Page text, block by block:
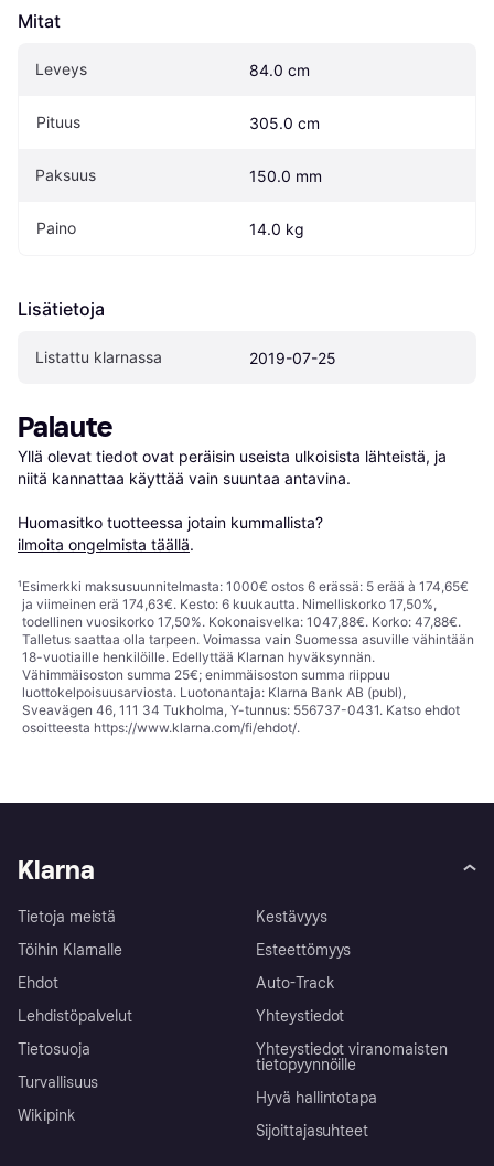
Mitat
Leveys 84.0 cm
Pituus 305.0 cm
Paksuus 150.0 mm
Paino 14.0 kg
Lisätietoja
Listattu klarnassa 2019-07-25
Palaute
Yllä olevat tiedot ovat peräisin useista ulkoisista lähteistä, ja
niitä kannattaa käyttää vain suuntaa antavina.
Huomasitko tuotteessa jotain kummallista?
ilmoita ongelmista täällä.
¹Esimerkki maksusuunnitelmasta: 1000€ ostos 6 erässä: 5 erää à 174,65€
ja viimeinen erä 174,63€. Kesto: 6 kuukautta. Nimelliskorko 17,50%,
todellinen vuosikorko 17,50%. Kokonaisvelka: 1047,88€. Korko: 47,88€.
Talletus saattaa olla tarpeen. Voimassa vain Suomessa asuville vähintään
18-vuotiaille henkilöille. Edellyttää Klarnan hyväksynnän.
Vähimmäisoston summa 25€; enimmäisoston summa riippuu
luottokelpoisuusarviosta. Luotonantaja: Klarna Bank AB (publ),
Sveavägen 46, 111 34 Tukholma, Y-tunnus: 556737-0431. Katso ehdot
osoitteesta https://www.klarna.com/fi/ehdot/.
Klarna
Tietoja meistä
Töihin Klarnalle
Ehdot
Lehdistöpalvelut
Tietosuoja
Turvallisuus
Wikipink
Kestävyys
Esteettömyys
Auto-Track
Yhteystiedot
Yhteystiedot viranomaisten
tietopyynnöille
Hyvä hallintotapa
Sijoittajasuhteet